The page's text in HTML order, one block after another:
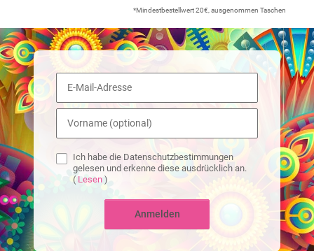
Ich habe die Datenschutzbestimmungen
gelesen und erkenne diese ausdrücklich an.
( Lesen )
Anmelden
*Mindestbestellwert 20€, ausgenommen Taschen